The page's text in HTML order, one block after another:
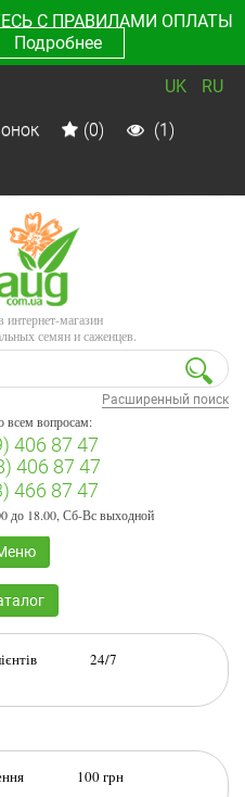
С ПРАВИЛАМИ ОПЛАТЫ
Подробнее
UK RU
(0) (1)
интернет-магазин
семян и саженцев.
Расширенный поиск
всем вопросам:
406 87 47
406 87 47
466 87 47
до 18.00, Сб-Вс выходной
клієнтів 24/7
100 грн